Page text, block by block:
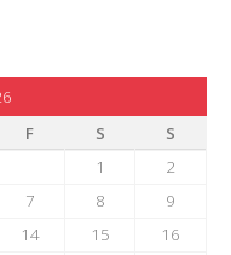
F S
S
1
2
7 8
9
14 15
16